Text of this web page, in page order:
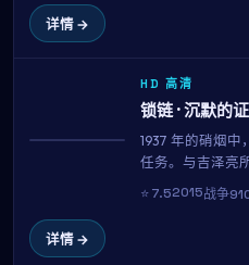
详情 →
HD 高清
锁链 · 沉默的
1937 年的硝烟
任务。与吉泽亮
小时内完成不可
战争中最微小却
⭐7.52015战争
详情 →